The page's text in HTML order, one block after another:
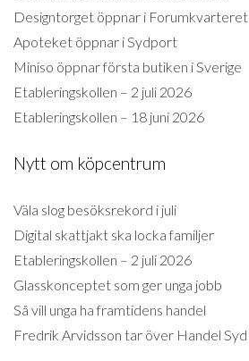
Designtorget öppnar i Forumkvarteret
Apoteket öppnar i Sydport
Miniso öppnar första butiken i Sverige
Etableringskollen – 2 juli 2026
Etableringskollen – 18 juni 2026
Nytt om köpcentrum
Väla slog besöksrekord i juli
Digital skattjakt ska locka familjer
Etableringskollen – 2 juli 2026
Glasskonceptet som ger unga jobb
Så vill unga ha framtidens handel
Fredrik Arvidsson tar över Handel Syd